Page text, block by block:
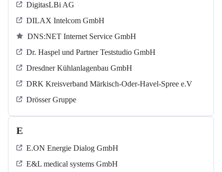
DigitasLBi AG
DILAX Intelcom GmbH
DNS:NET Internet Service GmbH
Dr. Haspel und Partner Teststudio GmbH
Dresdner Kühlanlagenbau GmbH
DRK Kreisverband Märkisch-Oder-Havel-Spree e.V
Drösser Gruppe
E
E.ON Energie Dialog GmbH
E&L medical systems GmbH